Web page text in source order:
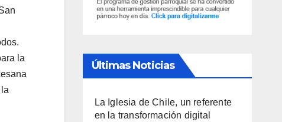
la
Últimas Noticias
La Iglesia de Chile, un referente
en la transformación digital